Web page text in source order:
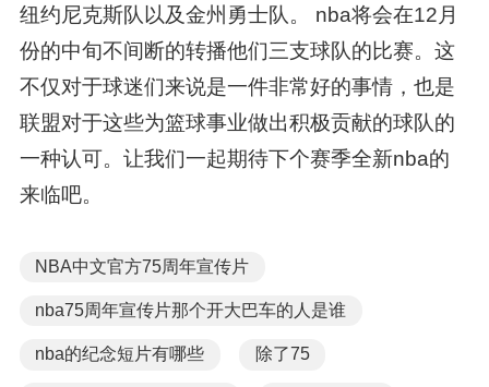
纽约尼克斯队以及金州勇士队。 nba将会在12月
份的中旬不间断的转播他们三支球队的比赛。这
不仅对于球迷们来说是一件非常好的事情，也是
联盟对于这些为篮球事业做出积极贡献的球队的
一种认可。让我们一起期待下个赛季全新nba的
来临吧。
NBA中文官方75周年宣传片
nba75周年宣传片那个开大巴车的人是谁
nba的纪念短片有哪些 除了75